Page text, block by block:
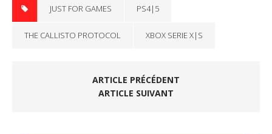
JUST FOR GAMES PS4|5
THE CALLISTO PROTOCOL XBOX SERIE X|S
ARTICLE PRÉCÉDENT
ARTICLE SUIVANT